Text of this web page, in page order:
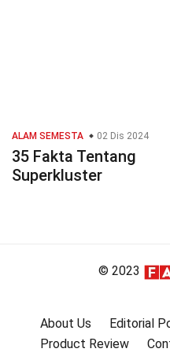
ALAM SEMESTA 02 Dis 2024
35 Fakta Tentang
Superkluster
© 2023
About Us Editorial
Product Review